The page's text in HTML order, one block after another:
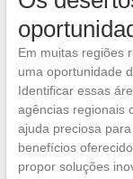
Em muitas regiões
uma oportunidade
Identificar essas
agências regionais
ajuda preciosa
benefícios
propor soluções